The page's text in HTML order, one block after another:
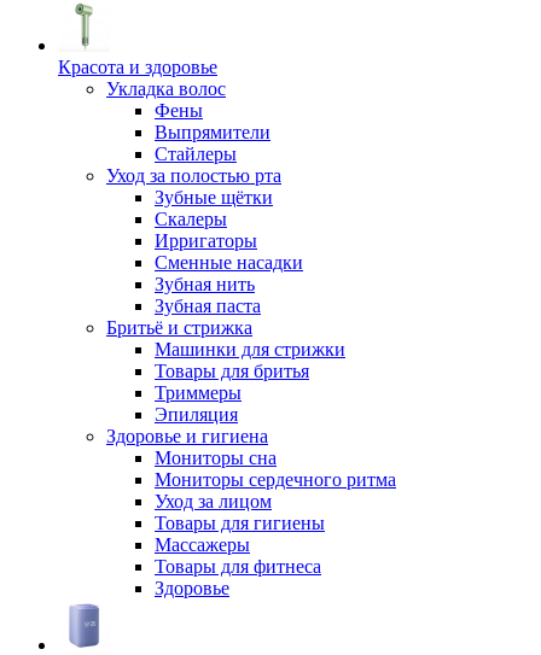
Красота и здоровье
Укладка волос
Фены
Выпрямители
Стайлеры
Уход за полостью рта
Зубные щётки
Скалеры
Ирригаторы
Сменные насадки
Зубная нить
Зубная паста
Бритьё и стрижка
Машинки для стрижки
Товары для бритья
Триммеры
Эпиляция
Здоровье и гигиена
Мониторы сна
Мониторы сердечного ритма
Уход за лицом
Товары для гигиены
Массажеры
Товары для фитнеса
Здоровье